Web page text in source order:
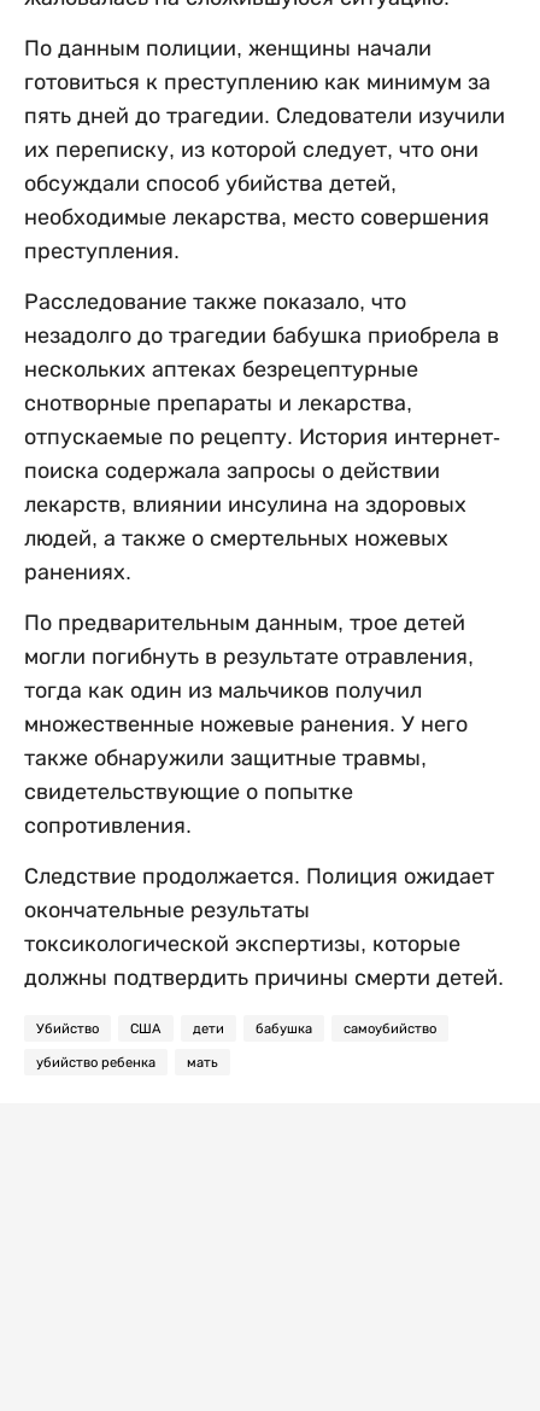
По данным полиции, женщины начали
готовиться к преступлению как минимум за
пять дней до трагедии. Следователи изучили
их переписку, из которой следует, что они
обсуждали способ убийства детей,
необходимые лекарства, место совершения
преступления.
Расследование также показало, что
незадолго до трагедии бабушка приобрела в
нескольких аптеках безрецептурные
снотворные препараты и лекарства,
отпускаемые по рецепту. История интернет-
поиска содержала запросы о действии
лекарств, влиянии инсулина на здоровых
людей, а также о смертельных ножевых
ранениях.
По предварительным данным, трое детей
могли погибнуть в результате отравления,
тогда как один из мальчиков получил
множественные ножевые ранения. У него
также обнаружили защитные травмы,
свидетельствующие о попытке
сопротивления.
Следствие продолжается. Полиция ожидает
окончательные результаты
токсикологической экспертизы, которые
должны подтвердить причины смерти детей.
Убийство США дети бабушка самоубийство
убийство ребенка мать